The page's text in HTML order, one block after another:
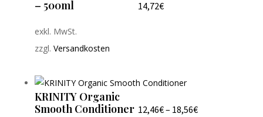
– 500ml
14,72€
exkl. MwSt.
zzgl. Versandkosten
KRINITY Organic
Smooth Conditioner 12,46€– 18,56€